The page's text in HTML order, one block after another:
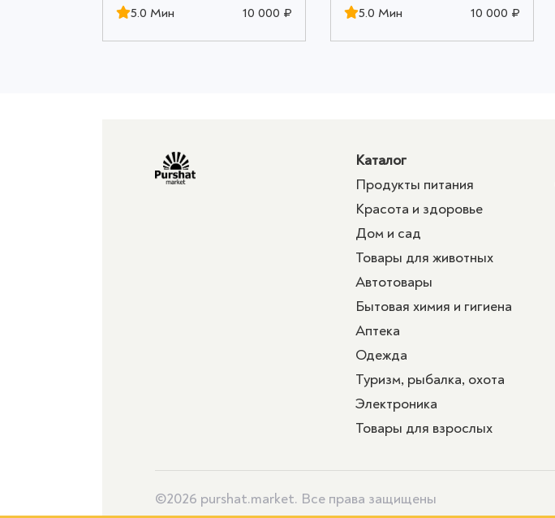
5.0 Мин
10 000 ₽
5.0 Мин
10 000 ₽
Каталог
Продукты питания
Красота и здоровье
Дом и сад
Товары для животных
Автотовары
Бытовая химия и гигиена
Аптека
Одежда
Туризм, рыбалка, охота
Электроника
Товары для взрослых
©2026 purshat.market. Все права защищены